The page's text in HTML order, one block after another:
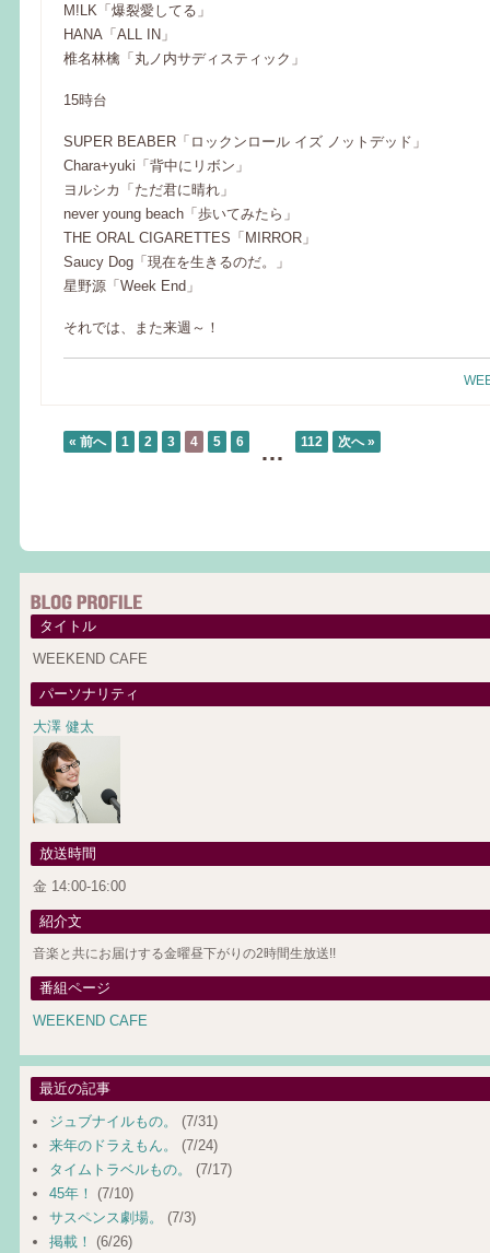
M!LK「爆裂愛してる」
HANA「ALL IN」
椎名林檎「丸ノ内サディスティック」
15時台
SUPER BEABER「ロックンロール イズ ノットデッド」
Chara+yuki「背中にリボン」
ヨルシカ「ただ君に晴れ」
never young beach「歩いてみたら」
THE ORAL CIGARETTES「MIRROR」
Saucy Dog「現在を生きるのだ。」
星野源「Week End」
それでは、また来週～！
« 前へ 1 2 3 4 5 6 … 112 次へ »
タイトル
WEEKEND CAFE
パーソナリティ
大澤 健太
放送時間
金 14:00-16:00
紹介文
音楽と共にお届けする金曜昼下がりの2時間生放送!!
番組ページ
WEEKEND CAFE
最近の記事
ジュブナイルもの。
(7/31)
来年のドラえもん。
(7/24)
タイムトラベルもの。
(7/17)
45年！ (7/10)
サスペンス劇場。
(7/3)
掲載！ (6/26)